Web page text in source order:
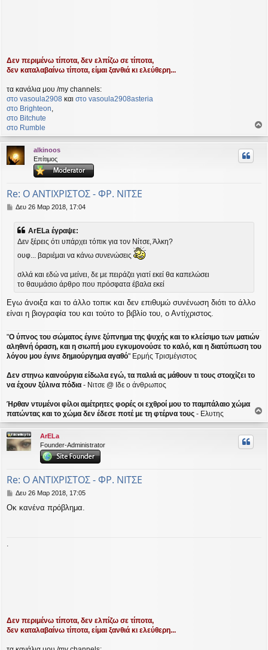
Δεν περιμένω τίποτα, δεν ελπίζω σε τίποτα,
δεν καταλαβαίνω τίποτα, είμαι ξανθιά κι ελεύθερη...
τα κανάλια μου /my channels:
στο vasoula2908 και στο vasoula2908asteria
στο Βrighteon,
στο Bitchute
στο Rumble
ο
ρ
alkinoos
Επίτιμος
Re: Ο ΑΝΤΙΧΡΙΣΤΟΣ - ΦΡ. ΝΙΤΣΕ
Δ
μ
σ
Δευ 26 Μαρ 2018, 17:04
ArELa έγραψε:
Δεν ξέρεις ότι υπάρχει τόπικ για τον Νίτσε, Άλκη?
ουφ... βαριέμαι να κάνω συνενώσεις
σλλά και εδώ να μείνει, δε με πειράζει γιατί εκεί θα καπελώσει
το θαυμάσιο άρθρο που πρόσφατα έβαλα εκεί
Εγω άνοιξα και το άλλο τοπικ και δεν επιθυμώ συνένωση διότι το άλλο
είναι η βιογραφία του και τούτο το βιβλίο του, ο Αντίχριστος.
"Ο ύπνος του σώματος έγινε ξύπνημα της ψυχής και το κλείσιμο των ματιών
αληθινή όραση, και η σιωπή μου εγκυμονούσε το καλό, και η διατύπωση του
λόγου μου έγινε δημιούργημα αγαθό" Ερμής Τρισμέγιστος
Δεν στηνω καινούργια είδωλα εγώ, τα παλιά ας μάθουν τι τους στοιχίζει το
να έχουν ξύλινα πόδια - Νιτσε @ Ιδε ο άνθρωπος
Ήρθαν ντυμένοι φίλοι αμέτρητες φορές οι εχθροί μου το παμπάλαιο χώμα
πατώντας και το χώμα δεν έδεσε ποτέ με τη φτέρνα τους - Ελυτης
ο
ρ
ArELa
Founder-Administrator
Re: Ο ΑΝΤΙΧΡΙΣΤΟΣ - ΦΡ. ΝΙΤΣΕ
Δ
μ
Δευ 26 Μαρ 2018, 17:05
Οκ κανένα πρόβλημα.
.
Δεν περιμένω τίποτα, δεν ελπίζω σε τίποτα,
δεν καταλαβαίνω τίποτα, είμαι ξανθιά κι ελεύθερη...